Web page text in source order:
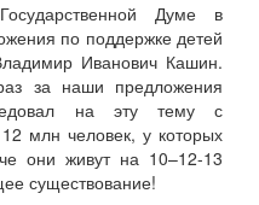
Думе в
по поддержке детей
Иванович Кашин.
за наши предложения
на эту тему с
млн человек, у которых
они живут на 10–12-13
существование!